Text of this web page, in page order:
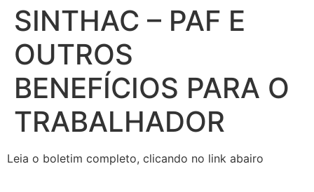
SINTHAC – PAF E
OUTROS
BENEFÍCIOS PARA O
TRABALHADOR
Leia o boletim completo, clicando no link abairo